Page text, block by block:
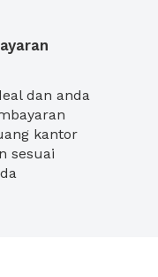
dan anda
kantor
sesuai